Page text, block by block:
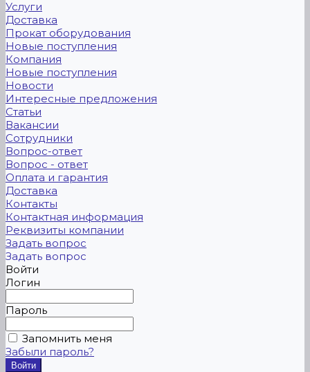
Услуги
Доставка
Прокат оборудования
Новые поступления
Компания
Новые поступления
Новости
Интересные предложения
Статьи
Вакансии
Сотрудники
Вопрос-ответ
Вопрос - ответ
Оплата и гарантия
Доставка
Контакты
Контактная информация
Реквизиты компании
Задать вопрос
Задать вопрос
Войти
Логин
Пароль
Запомнить меня
Забыли пароль?